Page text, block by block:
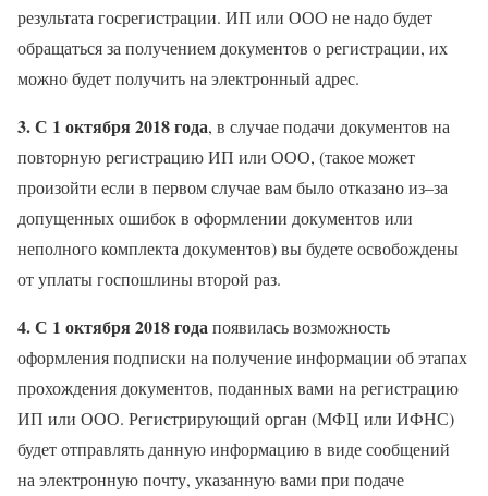
результата госрегистрации. ИП или ООО не надо будет
обращаться за получением документов о регистрации, их
можно будет получить на электронный адрес.
3. С 1 октября 2018 года, в случае подачи документов на
повторную регистрацию ИП или ООО, (такое может
произойти если в первом случае вам было отказано из–за
допущенных ошибок в оформлении документов или
неполного комплекта документов) вы будете освобождены
от уплаты госпошлины второй раз.
4. С 1 октября 2018 года появилась возможность
оформления подписки на получение информации об этапах
прохождения документов, поданных вами на регистрацию
ИП или ООО. Регистрирующий орган (МФЦ или ИФНС)
будет отправлять данную информацию в виде сообщений
на электронную почту, указанную вами при подаче